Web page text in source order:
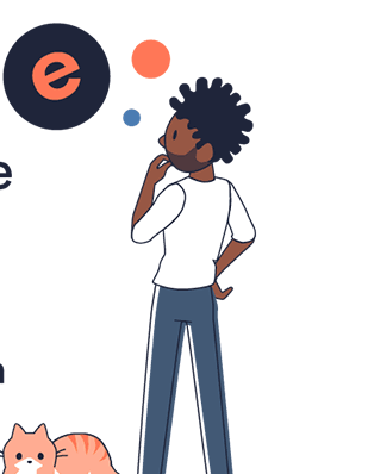
officiels
OK
de mathématiques
brevet
de l'art